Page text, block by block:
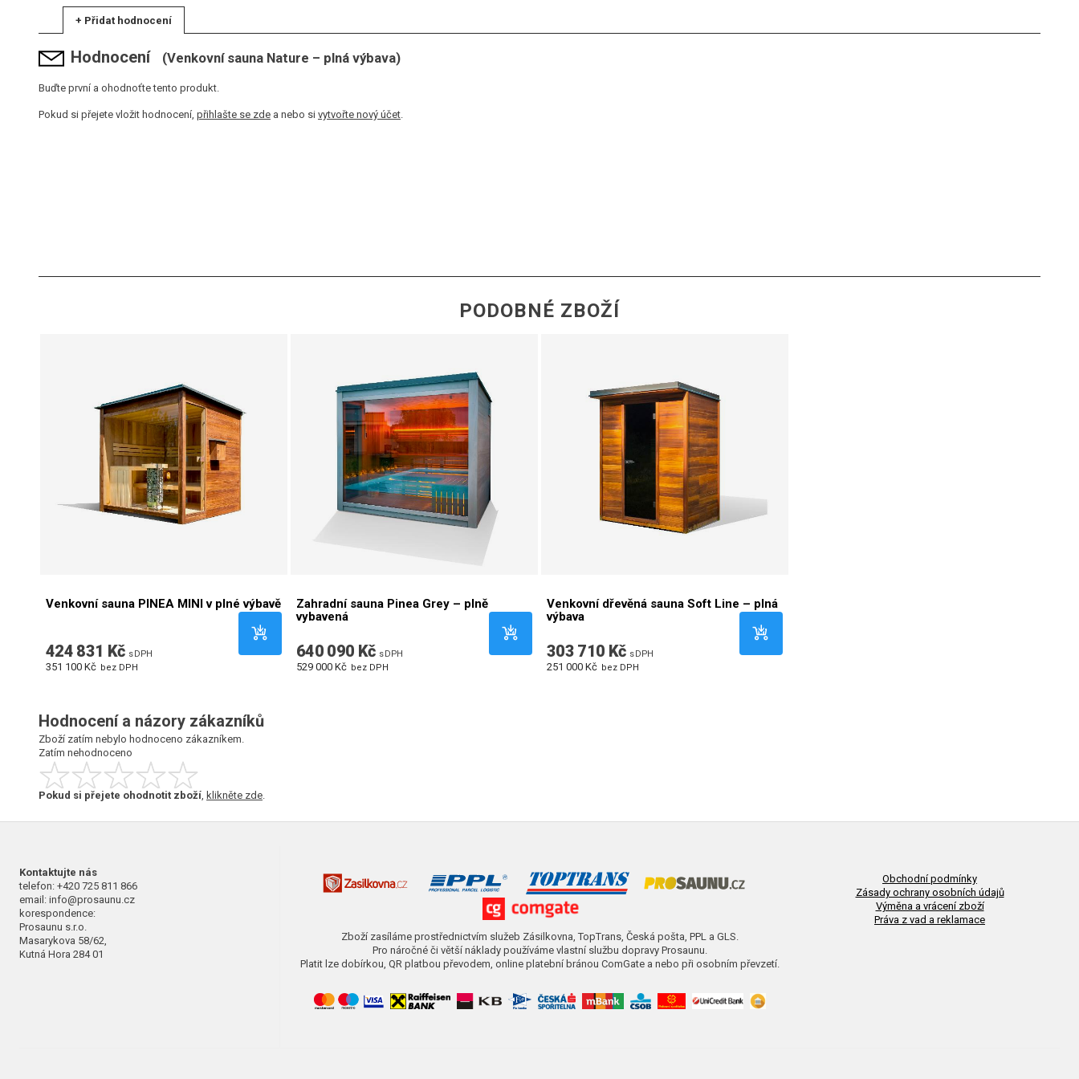
+ Přidat hodnocení
Hodnocení (Venkovní sauna Nature – plná výbava)
Buďte první a ohodnoťte tento produkt.
Pokud si přejete vložit hodnocení, přihlašte se zde a nebo si vytvořte nový účet.
PODOBNÉ ZBOŽÍ
Venkovní sauna PINEA MINI v plné výbavě
424 831 Kč s DPH
351 100 Kč bez DPH
Zahradní sauna Pinea Grey – plně
vybavená
640 090 Kč s DPH
529 000 Kč bez DPH
Venkovní dřevěná sauna Soft Line – plná
výbava
303 710 Kč s DPH
251 000 Kč bez DPH
Hodnocení a názory zákazníků
Zboží zatím nebylo hodnoceno zákazníkem.
Zatím nehodnoceno
Pokud si přejete ohodnotit zboží, klikněte zde.
Kontaktujte nás
telefon: +420 725 811 866
email: info@prosaunu.cz
korespondence:
Prosaunu s.r.o.
Masarykova 58/62,
Kutná Hora 284 01
Zboží zasíláme prostřednictvím služeb Zásilkovna, TopTrans, Česká pošta, PPL a GLS.
Pro náročné či větší náklady používáme vlastní službu dopravy Prosaunu.
Platit lze dobírkou, QR platbou převodem, online platební bránou ComGate a nebo při osobním převzetí.
Obchodní podmínky
Zásady ochrany osobních údajů
Výměna a vrácení zboží
Práva z vad a reklamace